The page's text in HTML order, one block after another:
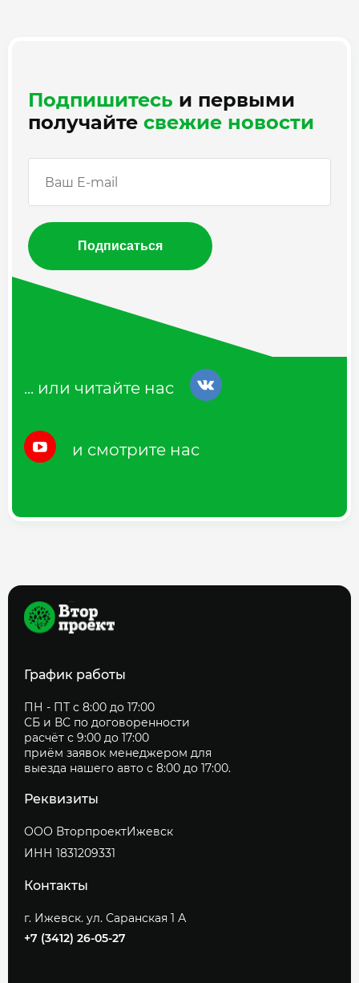
Подпишитесь и первыми
получайте свежие новости
Подписаться
... или читайте нас
и смотрите нас
График работы
ПН - ПТ с 8:00 до 17:00
СБ и ВС по договоренности
расчёт с 9:00 до 17:00
приём заявок менеджером для
выезда нашего авто с 8:00 до 17:00.
Реквизиты
ООО ВторпроектИжевск
ИНН 1831209331
Контакты
г. Ижевск. ул. Саранская 1 А
+7 (3412) 26-05-27